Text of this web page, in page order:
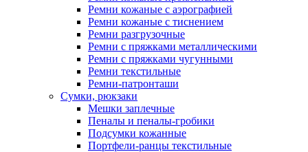
Ремни кожаные с аэрографией
Ремни кожаные с тиснением
Ремни разгрузочные
Ремни с пряжками металлическими
Ремни с пряжками чугунными
Ремни текстильные
Ремни-патронташи
Сумки, рюкзаки
Мешки заплечные
Пеналы и пеналы-гробики
Подсумки кожанные
Портфели-ранцы текстильные